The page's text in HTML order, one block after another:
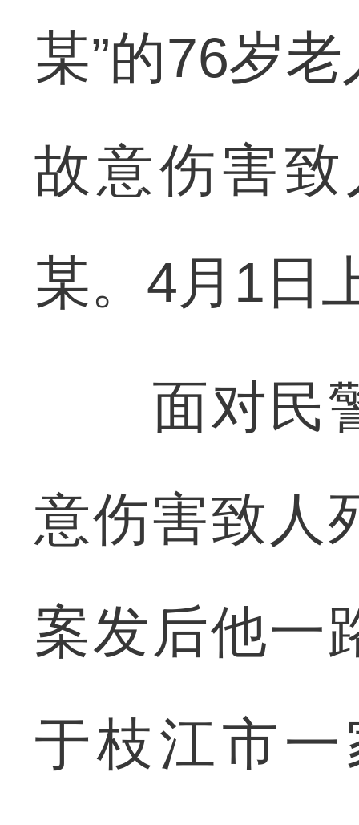
某”的76岁
故意伤害
某。4月1日
面对民警
意伤害致人
案发后他一
于枝江市